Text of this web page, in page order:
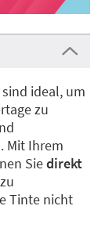
ideal, um
zu
. Mit Ihrem
Siedirekt
Tinte nicht